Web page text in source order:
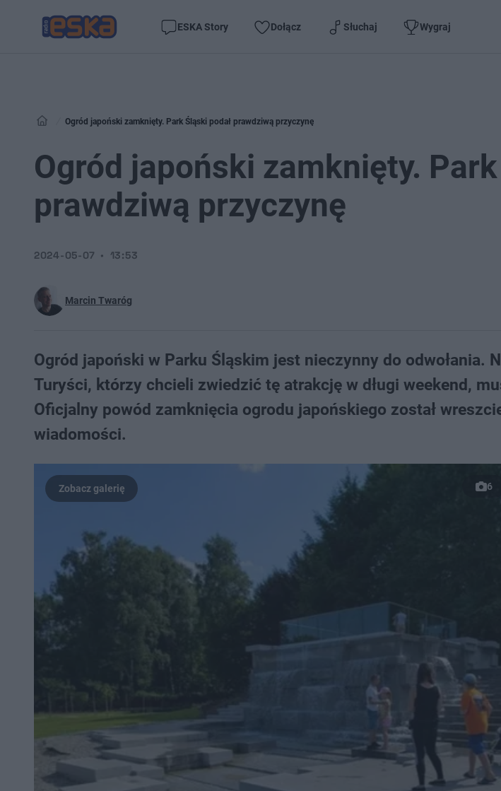
ESKA Story Dołącz Słuchaj Wygraj
Ogród japoński zamknięty. Park Śląski podał prawdziwą przyczynę
Ogród japoński zamknięty.
prawdziwą przyczynę
Marcin Twaróg
2024-05-07 13:53
Ogród japoński w Parku Śląskim jest nieczynny do odwołania.
Turyści, którzy chcieli zwiedzić tę atrakcję w długi weekend,
Oficjalny powód zamknięcia ogrodu japońskiego został
wiadomości.
6